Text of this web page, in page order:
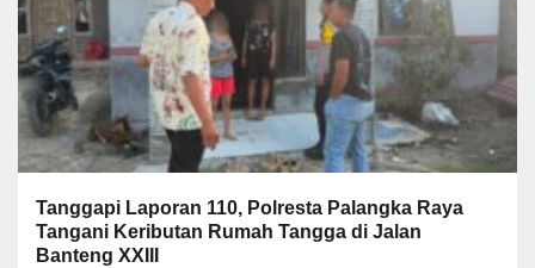
Tanggapi Laporan 110, Polresta Palangka Raya
Tangani Keributan Rumah Tangga di Jalan
Banteng XXIII